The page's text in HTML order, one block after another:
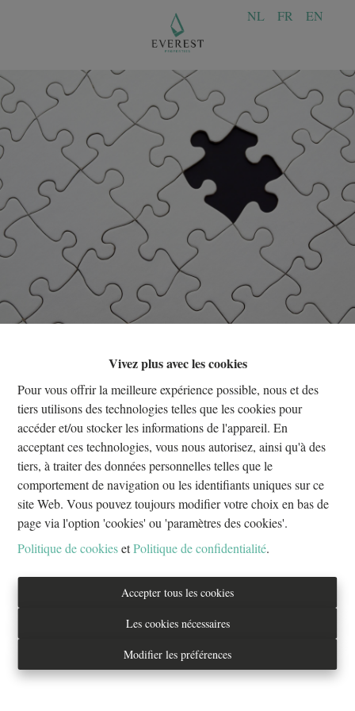
Vivez plus avec les cookies
Pour vous offrir la meilleure expérience possible, nous et des
tiers utilisons des technologies telles que les cookies pour
accéder et/ou stocker les informations de l'appareil. En
acceptant ces technologies, vous nous autorisez, ainsi qu'à des
tiers, à traiter des données personnelles telles que le
comportement de navigation ou les identifiants uniques sur ce
site Web. Vous pouvez toujours modifier votre choix en bas de
page via l'option 'cookies' ou 'paramètres des cookies'.
Politique de cookiesetPolitique de confidentialité.
Accepter tous les cookies
Les cookies nécessaires
Modifier les préférences
NL FR EN
Oups, cette page n'existe plus
À Vendre À Louer
Tél. : 02/733.70.70
Real estate